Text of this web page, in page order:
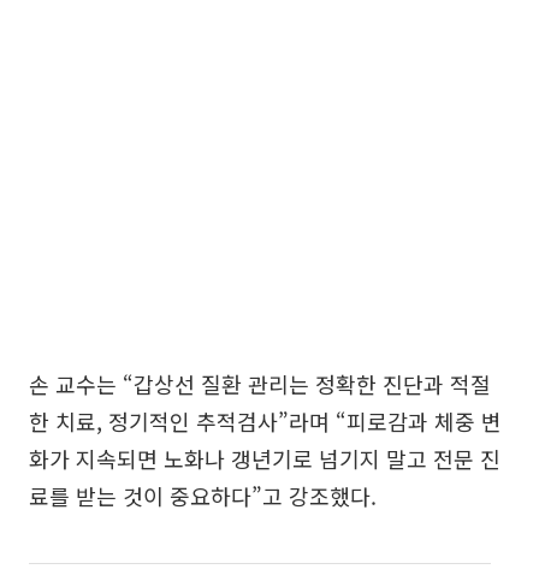
손 교수는 “갑상선 질환 관리는 정확한 진단과 적절
한 치료, 정기적인 추적검사”라며 “피로감과 체중 변
화가 지속되면 노화나 갱년기로 넘기지 말고 전문 진
료를 받는 것이 중요하다”고 강조했다.